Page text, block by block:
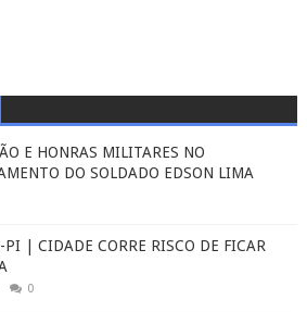
E HONRAS MILITARES NO
DO SOLDADO EDSON LIMA
PI | CIDADE CORRE RISCO DE FICAR
0